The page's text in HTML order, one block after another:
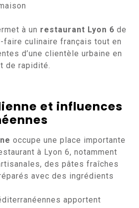
à un restaurant Lyon 6 de
culinaire français tout en
d’une clientèle urbaine en
de rapidité.
et influences
occupe une place importante
à Lyon 6, notamment
des pâtes fraîches
avec des ingrédients
apportent